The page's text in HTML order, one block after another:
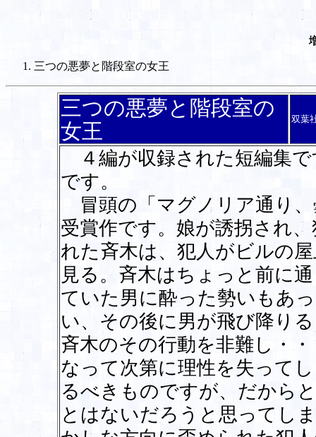
三つの悪夢と階段室の女王
三つの悪夢と階段室の
女王
双葉
４編が収録された短編集
です。
冒頭の「マグノリア通り、
受賞作です。娘が誘拐され
れた斉木は、犯人がビルの
見る。斉木はちょっと前に
ていた男に酔った勢いもあ
い、その後に男が飛び降り
斉木のその行動を非難し・
なって次第に理性を失って
るべきものですが、だから
とはないだろうと思ってし